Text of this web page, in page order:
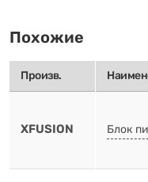
Похожие
Произв.
XFUSION Блок